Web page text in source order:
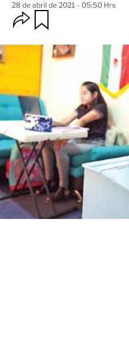
28 de abril de 2021 - 05:50 Hrs
O
p
i
s
d
e
c
o
m
p
a
r
t
r
r
d